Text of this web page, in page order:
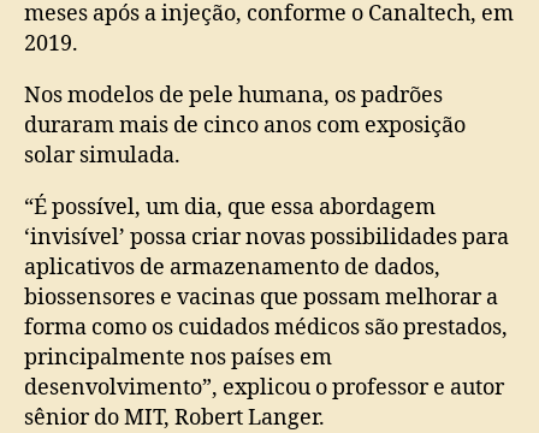
meses após a injeção, conforme o Canaltech, em
2019.
Nos modelos de pele humana, os padrões
duraram mais de cinco anos com exposição
solar simulada.
“É possível, um dia, que essa abordagem
‘invisível’ possa criar novas possibilidades para
aplicativos de armazenamento de dados,
biossensores e vacinas que possam melhorar a
forma como os cuidados médicos são prestados,
principalmente nos países em
desenvolvimento”, explicou o professor e autor
sênior do MIT, Robert Langer.